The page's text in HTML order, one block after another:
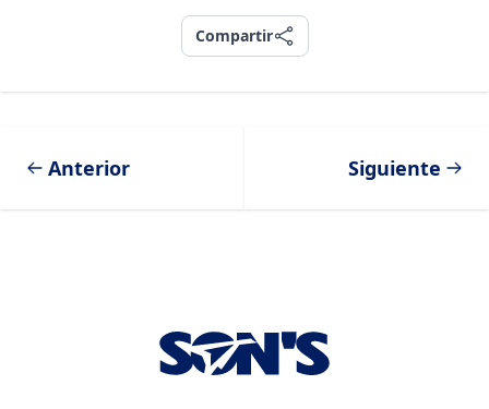
Compartir
Compartir
Anterior Siguiente